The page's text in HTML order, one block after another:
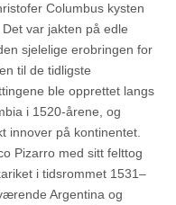
Columbus kysten
var jakten på edle
sjelelige erobringen for
til de tidligste
ble opprettet langs
i 1520-årene, og
innover på kontinentet.
Pizarro med sitt felttog
i tidsrommet 1531–
Argentina og